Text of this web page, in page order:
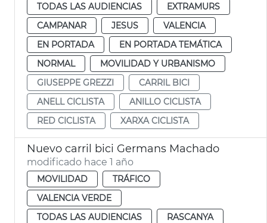
TODAS LAS AUDIENCIAS
EXTRAMURS
CAMPANAR
JESUS
VALENCIA
EN PORTADA
EN PORTADA TEMÁTICA
NORMAL
MOVILIDAD Y URBANISMO
GIUSEPPE GREZZI
CARRIL BICI
ANELL CICLISTA
ANILLO CICLISTA
RED CICLISTA
XARXA CICLISTA
Nuevo carril bici Germans Machado
modificado hace 1 año
MOVILIDAD
TRÁFICO
VALENCIA VERDE
TODAS LAS AUDIENCIAS
RASCANYA